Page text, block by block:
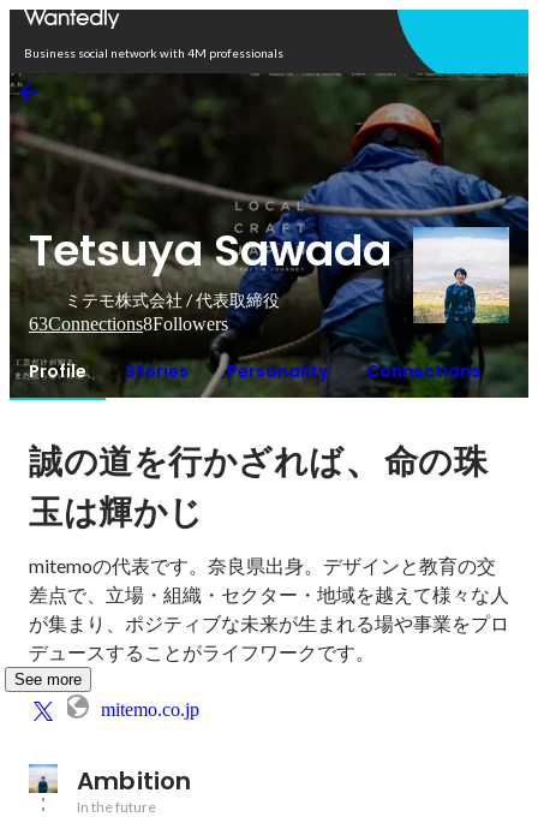
Business social network with 4M professionals
Tetsuya Sawada
ミテモ株式会社 / 代表取締役
63Connections8Followers
Profile Stories Personality Connections
誠の道を行かざれば、 命の珠
玉は輝かじ
mitemoの代表です。奈良県出身。デザインと教育の交
差点で、立場・組織・セクター・地域を越えて様々な人
が集まり、ポジティブな未来が生まれる場や事業をプロ
デュースすることがライフワークです。
See more
mitemo.co.jp
Ambition
In the future